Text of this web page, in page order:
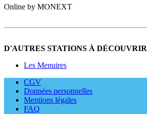
Online by MONEXT
D'AUTRES STATIONS À DÉCOUVRIR
Les Menuires
CGV
Données personnelles
Mentions légales
FAQ